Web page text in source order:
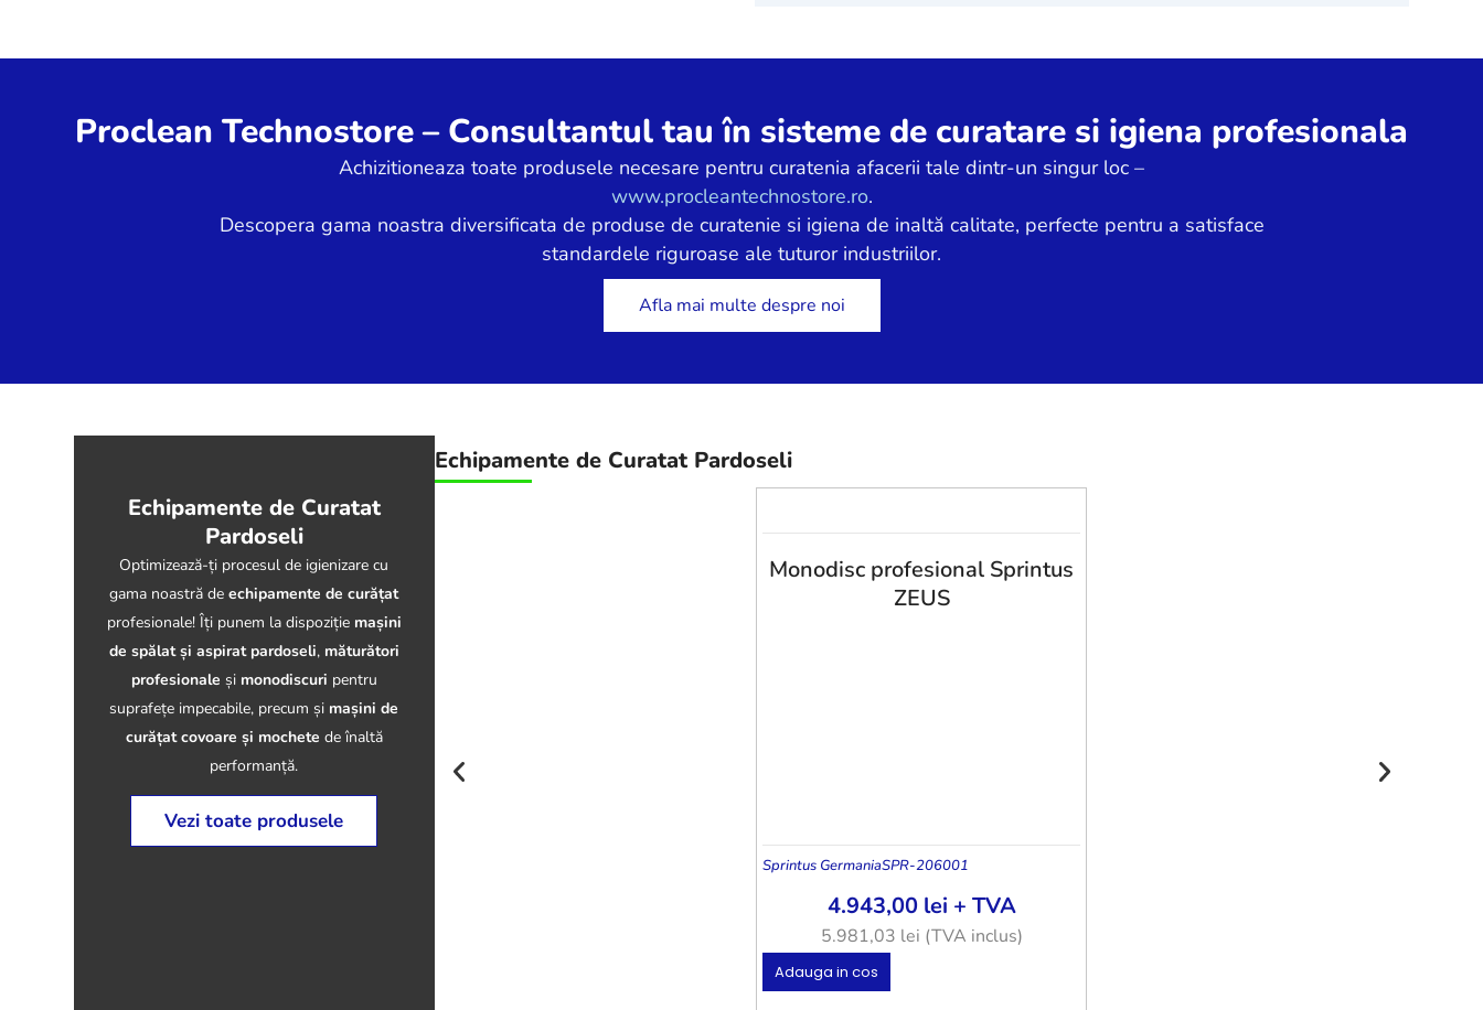
Proclean Technostore – Consultantul tau în sisteme de curatare si igiena profesionala
Achizitioneaza toate produsele necesare pentru curatenia afacerii tale dintr-un singur loc –
www.procleantechnostore.ro.
Descopera gama noastra diversificata de produse de curatenie si igiena de inaltă calitate, perfecte pentru a satisface
standardele riguroase ale tuturor industriilor.
Afla mai multe despre noi
Echipamente de Curatat
Pardoseli
Optimizează-ți procesul de igienizare cu
gama noastră deechipamente de curățat
profesionale! Îți punem la dispoziție mașini
de spălat și aspirat pardoseli, măturători
profesionale și monodiscuri pentru
suprafețe impecabile, precum și mașini de
curățat covoare și mochete de înaltă
performanță.
Vezi toate produsele
Echipamente de Curatat Pardoseli
Monodisc profesional Sprintus
ZEUS
Sprintus GermaniaSPR-206001
4.943,00 lei + TVA
5.981,03 lei (TVA inclus)
Adauga in cos